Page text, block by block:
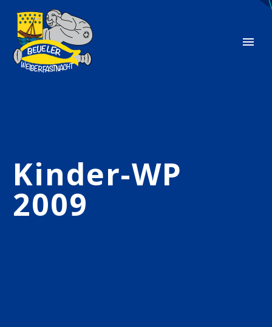
Kinder-WP
2009